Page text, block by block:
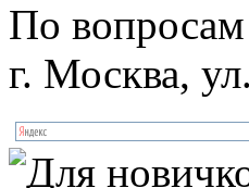
По
г. Москва,